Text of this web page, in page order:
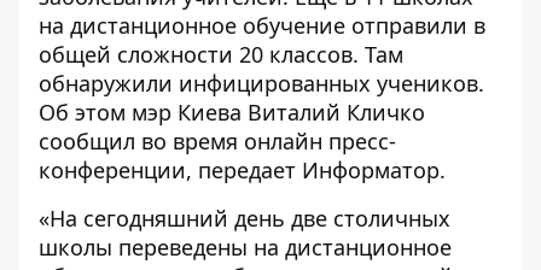
на дистанционное обучение отправили в
общей сложности 20 классов. Там
обнаружили инфицированных учеников.
Об этом мэр Киева Виталий Кличко
сообщил во время онлайн пресс-
конференции, передает Информатор.
«На сегодняшний день две столичных
школы переведены на дистанционное